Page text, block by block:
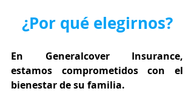
¿Por qué elegirnos?
En Generalcover Insurance,
estamos comprometidos con el
bienestar de su familia.